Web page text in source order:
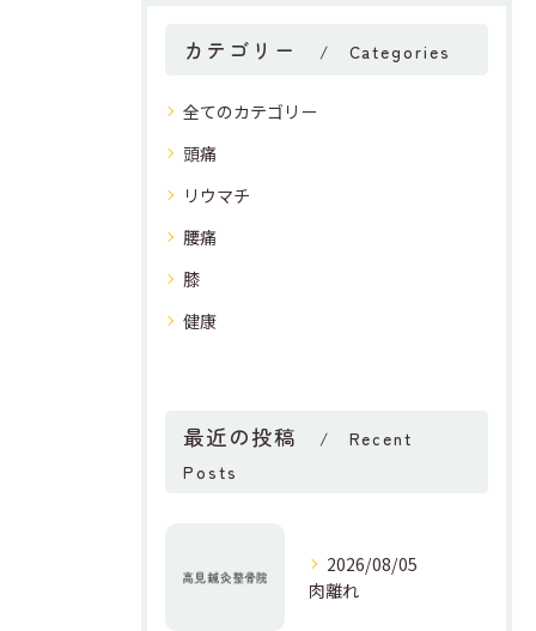
カテゴリー Categories
全てのカテゴリー
頭痛
リウマチ
腰痛
膝
健康
最近の投稿
Recent
Posts
2026/08/05
肉離れ